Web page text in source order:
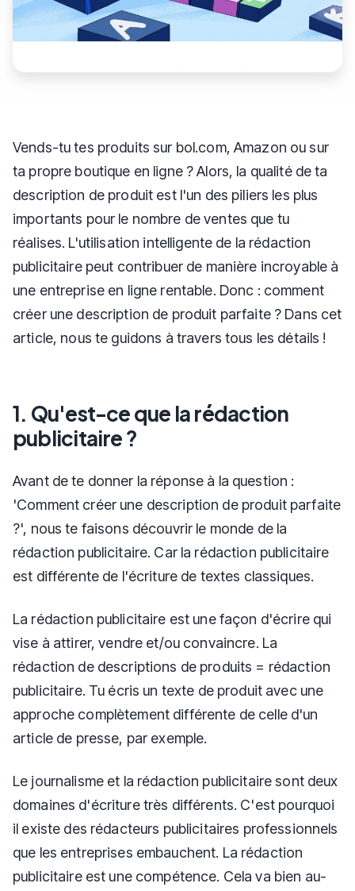
Vends-tu tes produits sur bol.com, Amazon ou sur
ta propre boutique en ligne ? Alors, la qualité de ta
description de produit est l'un des piliers les plus
importants pour le nombre de ventes que tu
réalises. L'utilisation intelligente de la rédaction
publicitaire peut contribuer de manière incroyable à
une entreprise en ligne rentable. Donc : comment
créer une description de produit parfaite ? Dans cet
article, nous te guidons à travers tous les détails !
1. Qu'est-ce que la rédaction
publicitaire ?
Avant de te donner la réponse à la question :
'Comment créer une description de produit parfaite
?', nous te faisons découvrir le monde de la
rédaction publicitaire. Car la rédaction publicitaire
est différente de l'écriture de textes classiques.
La rédaction publicitaire est une façon d'écrire qui
vise à attirer, vendre et/ou convaincre. La
rédaction de descriptions de produits = rédaction
publicitaire. Tu écris un texte de produit avec une
approche complètement différente de celle d'un
article de presse, par exemple.
Le journalisme et la rédaction publicitaire sont deux
domaines d'écriture très différents. C'est pourquoi
il existe des rédacteurs publicitaires professionnels
que les entreprises embauchent. La rédaction
publicitaire est une compétence. Cela va bien au-